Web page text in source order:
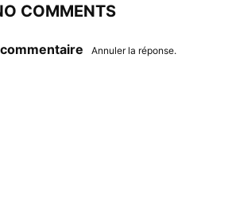
COMMENTS
Annuler la réponse.